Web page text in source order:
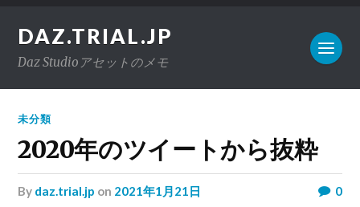
DAZ.TRIAL.JP
Daz Studioアセットのメモ
未分類
2020年のツイートから抜粋
by daz.trial.jp on 2021年1月21日 0